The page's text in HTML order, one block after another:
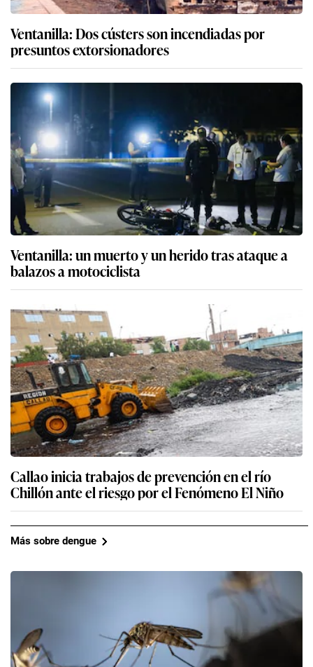
Ventanilla: Dos cústers son incendiadas por
presuntos extorsionadores
Ventanilla: un muerto y un herido tras ataque a
balazos a motociclista
Callao inicia trabajos de prevención en el río
Chillón ante el riesgo por el Fenómeno El Niño
Más sobre dengue